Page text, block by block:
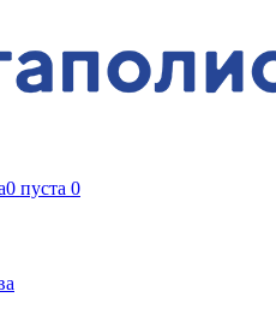
0 пуста 0